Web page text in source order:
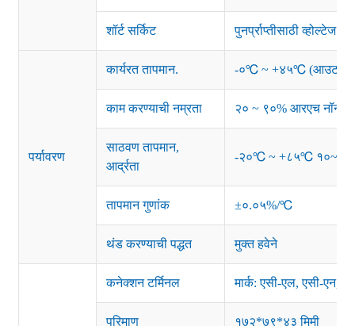
शॉर्ट सर्किट पुनर्प्राप्तीसाठी व्होल्टेज
पर्यावरण
कार्यरत तापमान. -०℃ ~ +४५℃ (आउटपुट
काम करण्याची नम्रता २० ~ ९०% आरएच नॉन-
साठवण तापमान,
आर्द्रता
-२०℃ ~ +८५℃
तापमान गुणांक ±०.०५%/℃
थंड करण्याची पद्धत मुक्त हवेने
कनेक्शन टर्मिनल मार्क: एसी-एल, एसी-एन,
परिमाण १७२*७९*४३ मिमी